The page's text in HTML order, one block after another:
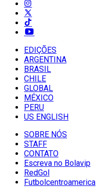
EDIÇÕES
ARGENTINA
BRASIL
CHILE
GLOBAL
MÉXICO
PERU
US ENGLISH
SOBRE NÓS
STAFF
CONTATO
Escreva no Bolavip
RedGol
Futbolcentroamerica